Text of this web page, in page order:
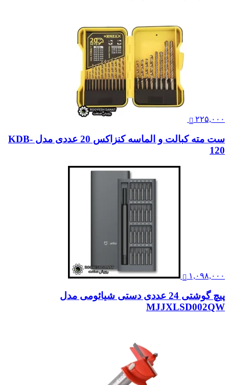
۲۲۵,۰۰۰
ست مته کبالت و الماسه کنزاکس 20 عددی مدل KDB-
120
۱,۰۹۸,۰۰۰
پیچ گوشتی 24 عددی دستی شیائومی مدل
MJJXLSD002QW